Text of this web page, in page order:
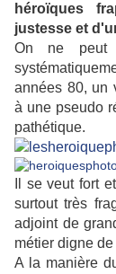
héroïques
justesse et
On ne peut
années 80, un
à une pseudo
pathétique.
Il se veut fort
surtout très
adjoint de
métier digne de
A la manière